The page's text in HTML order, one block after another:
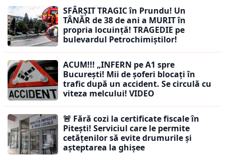
SFÂRȘIT TRAGIC în Prundu! Un
TÂNĂR de 38 de ani a MURIT în
propria locuință! TRAGEDIE pe
bulevardul Petrochimiștilor!
ACUM!!! „INFERN pe A1 spre
București! Mii de șoferi blocați în
trafic după un accident. Se circulă cu
viteza melcului! VIDEO
🚨 Fără cozi la certificate fiscale în
Pitești! Serviciul care le permite
cetățenilor să evite drumurile și
așteptarea la ghișee